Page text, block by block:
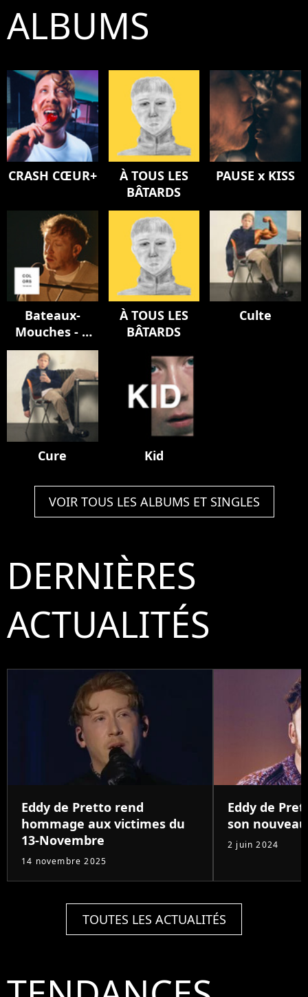
ALBUMS
CRASH CŒUR+
À TOUS LES
BÂTARDS
PAUSE x KISS
Bateaux-
Mouches - A
COLORS
ENCORE
À TOUS LES
BÂTARDS
Culte
Cure Kid
VOIR TOUS LES ALBUMS ET SINGLES
DERNIÈRES
ACTUALITÉS
Eddy de Pretto rend
hommage aux victimes du
13-Novembre
14 novembre 2025
Eddy de
son
2 juin 2024
TOUTES LES ACTUALITÉS